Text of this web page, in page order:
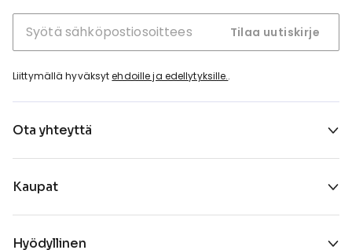
Tilaa uutiskirje
Liittymällä hyväksytehdoille ja edellytyksille..
Ota yhteyttä
Kaupat
Hyödyllinen